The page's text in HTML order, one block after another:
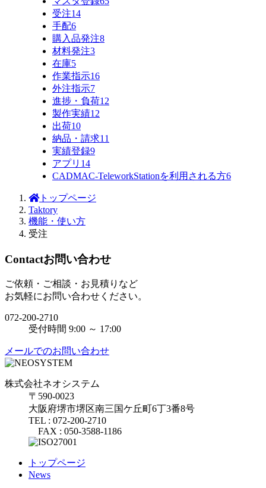
受注14
手配6
購入品発注8
材料発注3
在庫5
作業指示16
外注指示7
進捗・負荷12
製作実績12
出荷10
納品・請求11
実績登録9
アプリ 14
CADMAC-TeleworkStationを利用される方6
トップページ
Taktory
機能・使い方
受注
Contactお問い合わせ
ご依頼・ご相談・お見積りなど
お気軽にお問い合わせください。
072-200-2710
受付時間 9:00 ～ 17:00
メールでのお問い合わせ
株式会社ネオシステム
〒590-0023
大阪府堺市堺区南三国ケ丘町6丁3番8号
TEL : 072-200-2710
FAX : 050-3588-1186
トップページ
News